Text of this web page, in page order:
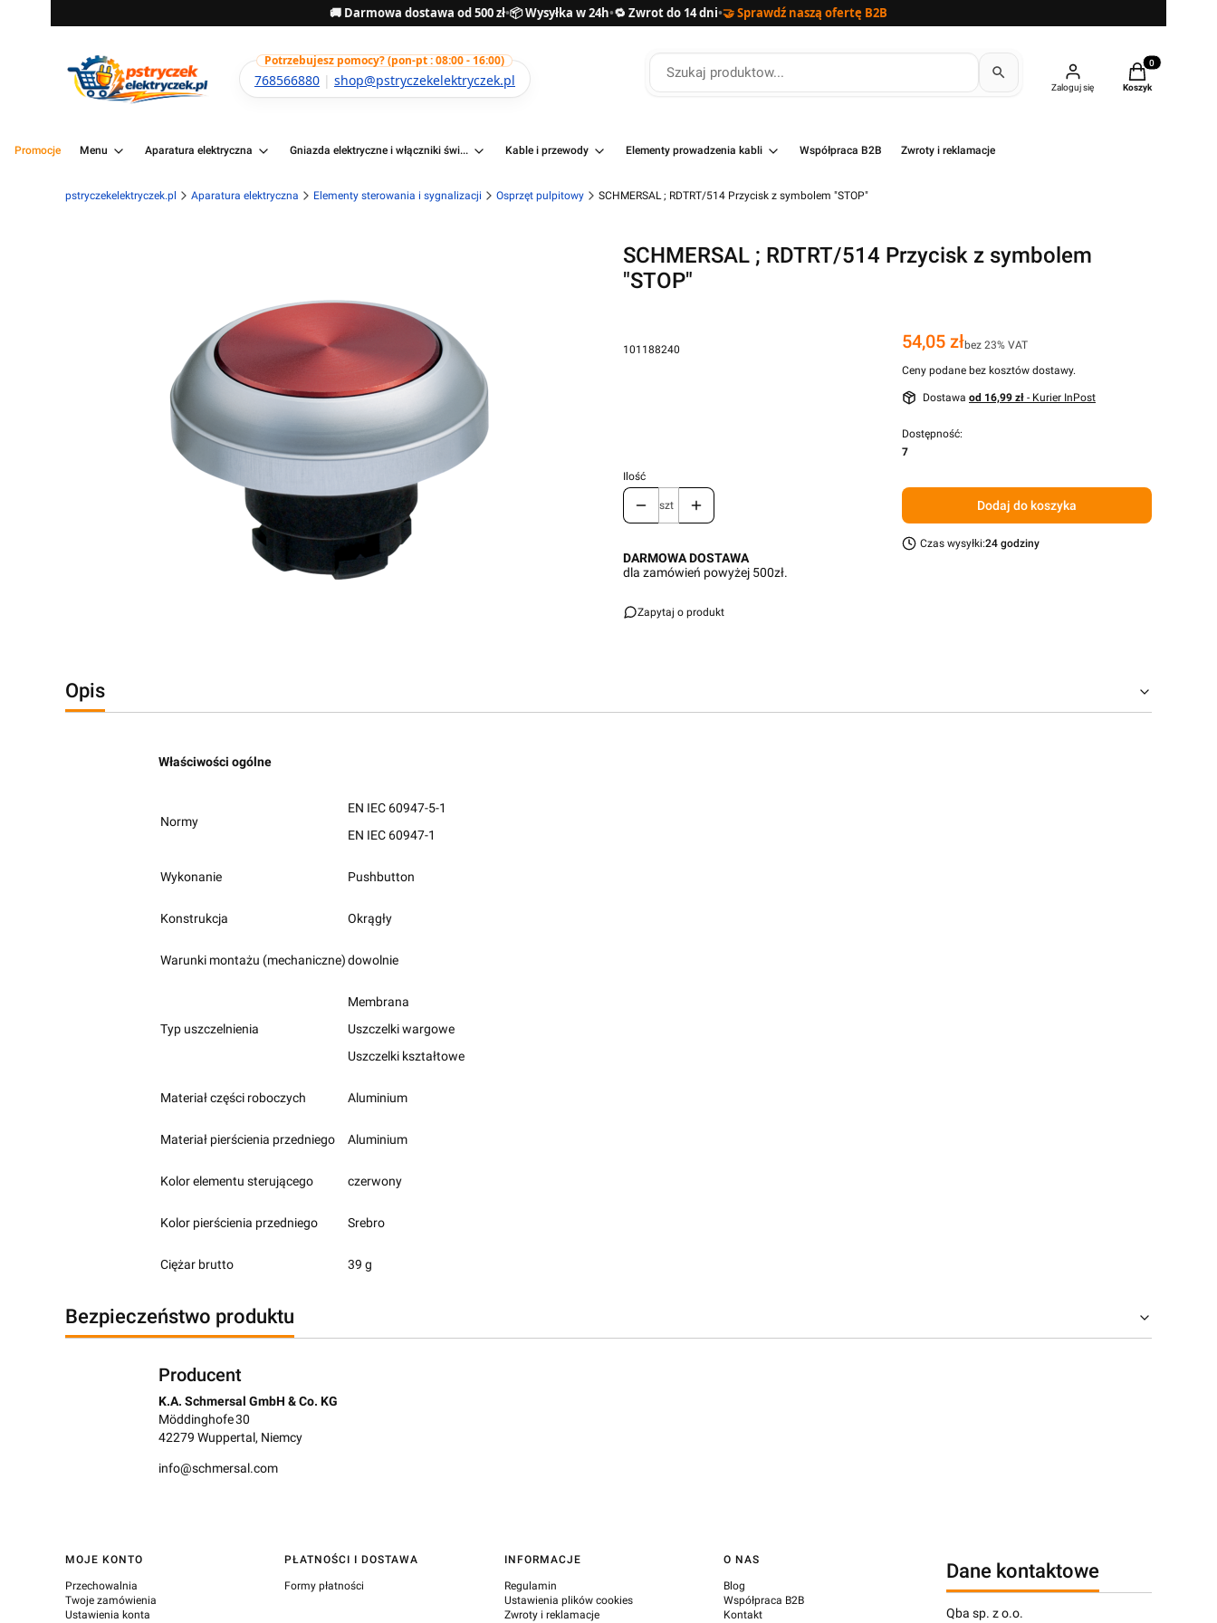
🚚 Darmowa dostawa od 500 zł•📦 Wysyłka w 24h•🔁 Zwrot do 14 dni•🤝 Sprawdź naszą ofertę B2B
Potrzebujesz pomocy? (pon-pt : 08:00 - 16:00)
768566880 | shop@pstryczekelektryczek.pl Zaloguj się
Produkty w
Koszyk
Promocje Menu Aparatura elektryczna Gniazda elektryczne i włączniki świ... Kable i przewody Elementy prowadzenia kabli Współpraca B2B Zwroty i reklamacje
pstryczekelektryczek.pl Aparatura elektryczna Elementy sterowania i sygnalizacji Osprzęt pulpitowy SCHMERSAL ; RDTRT/514 Przycisk z symbolem "STOP"
SCHMERSAL ; RDTRT/514 Przycisk z symbolem
"STOP"
101188240 Cena
54,05 złbez 23% VAT
Ceny podane bez kosztów dostawy.
Dostawa od 16,99 zł - Kurier InPost
Dostępność:
7
Ilość
szt Dodaj do koszyka
DARMOWA DOSTAWA
dla zamówień powyżej 500zł.
Czas wysyłki:24 godziny
Zapytaj o produkt
Opis
Właściwości ogólne
Normy
EN IEC 60947-5-1
EN IEC 60947-1
Wykonanie Pushbutton
Konstrukcja Okrągły
Warunki montażu (mechaniczne)dowolnie
Typ uszczelnienia
Membrana
Uszczelki wargowe
Uszczelki kształtowe
Materiał części roboczych Aluminium
Materiał pierścienia przedniego Aluminium
Kolor elementu sterującego czerwony
Kolor pierścienia przedniego Srebro
Ciężar brutto 39 g
Bezpieczeństwo produktu
Producent
K.A. Schmersal GmbH & Co. KG
Möddinghofe 30
42279 Wuppertal, Niemcy
info@schmersal.com
Linki w stopce
MOJE KONTO
Przechowalnia
Twoje zamówienia
Ustawienia konta
PŁATNOŚCI I DOSTAWA
Formy płatności
INFORMACJE
Regulamin
Ustawienia plików cookies
Zwroty i reklamacje
O NAS
Blog
Współpraca B2B
Kontakt
Dane kontaktowe
Qba sp. z o.o.